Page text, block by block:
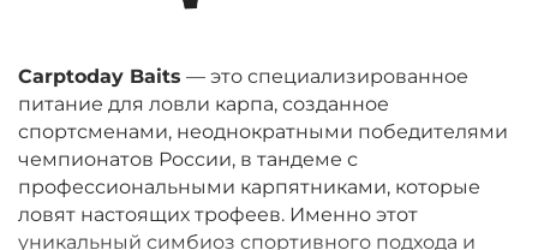
Carptoday Baits — это специализированное
питание для ловли карпа, созданное
спортсменами, неоднократными победителями
чемпионатов России, в тандеме с
профессиональными карпятниками, которые
ловят настоящих трофеев. Именно этот
уникальный симбиоз спортивного подхода и